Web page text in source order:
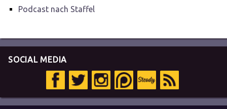
Podcast nach Staffel
SOCIAL MEDIA